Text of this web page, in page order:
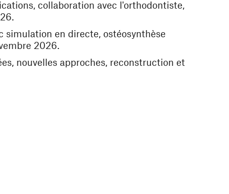
collaboration avec l'orthodontiste,
simulation en directe, ostéosynthèse
2026.
nouvelles approches, reconstruction et